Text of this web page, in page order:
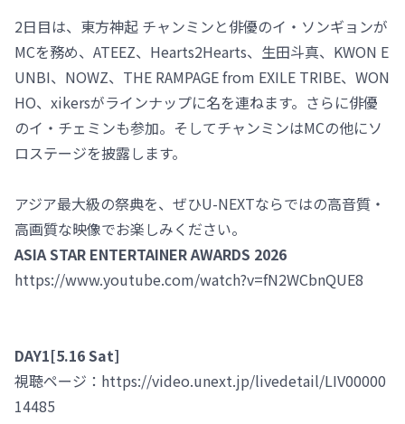
2日目は、東方神起 チャンミンと俳優のイ・ソンギョンが
MCを務め、ATEEZ、Hearts2Hearts、生田斗真、KWON E
UNBI、NOWZ、THE RAMPAGE from EXILE TRIBE、WON
HO、xikersがラインナップに名を連ねます。さらに俳優
のイ・チェミンも参加。そしてチャンミンはMCの他にソ
ロステージを披露します。
アジア最大級の祭典を、ぜひU-NEXTならではの高音質・
高画質な映像でお楽しみください。
ASIA STAR ENTERTAINER AWARDS 2026
https://www.youtube.com/watch?v=fN2WCbnQUE8
DAY1[5.16 Sat]
視聴ページ：https://video.unext.jp/livedetail/LIV00000
14485